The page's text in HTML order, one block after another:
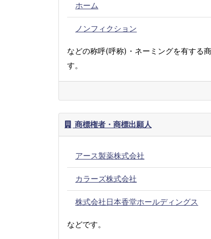
ホーム
ノンフィクション
などの称呼(呼称)・ネーミングを有する
す。
商標権者・商標出願人
アース製薬株式会社
カラーズ株式会社
株式会社日本香堂ホールディングス
などです。